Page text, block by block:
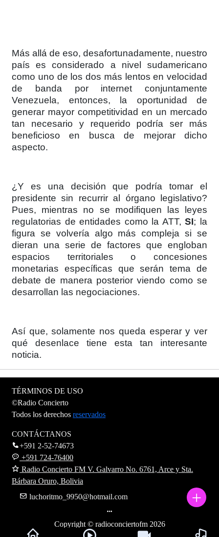
+
Más allá de eso, desafortunadamente, nuestro
país es considerado a nivel sudamericano
como uno de los dos más lentos en velocidad
de banda por internet conjuntamente
Venezuela, entonces, la oportunidad de
generar mayor competitividad en un mercado
tan necesario y requerido podría ser más
beneficioso en busca de mejorar dicho
aspecto.
¿Y es una decisión que podría tomar el
presidente sin recurrir al órgano legislativo?
Pues, mientras no se modifiquen las leyes
regulatorias de entidades como la ATT,SI; la
figura se volvería algo más compleja si se
dieran una serie de factores que engloban
espacios territoriales o concesiones
monetarias específicas que serán tema de
debate de manera posterior viendo como se
desarrollan las negociaciones.
Así que, solamente nos queda esperar y ver
qué desenlace tiene esta tan interesante
noticia.
TÉRMINOS DE USO
©Radio Concierto
Todos los derechos reservados
CONTÁCTANOS
+591 2-52-74673
+591 724-76400
Radio Concierto FM V. Galvarro No. 6761, Arce y Sta.
Bárbara Oruro, Bolivia
luchoritmo_9950@hotmail.com
Copyright © radioconciertofm 2026